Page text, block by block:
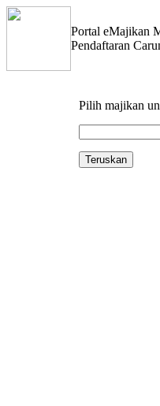
Portal eMajikan
Pendaftaran
Pilih majikan